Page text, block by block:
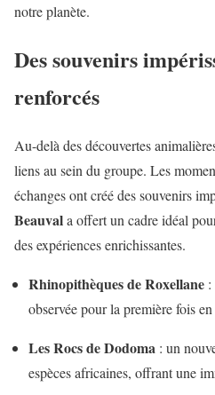
notre planète.
Des souvenirs
renforcés
Au-delà des découvertes
liens au sein du groupe. Les
échanges ont créé des souvenirs
Beauvala offert un cadre idéal
des expériences enrichissantes.
Rhinopithèques de Roxellane :
observée pour la première fois
Les Rocs de Dodoma : un
espèces africaines, offrant une